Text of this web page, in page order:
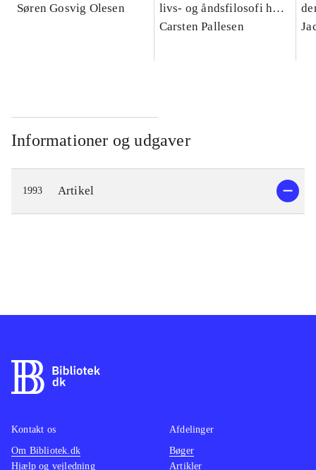
Søren Gosvig Olesen
livs- og åndsfilosofi hos
Michel Serres : et
Carsten Pallesen
Informationer og udgaver
1993 Artikel
Kontakt os
Om Bibliotek.dk
Hjælp og vejledning
Afdelinger
Bøger
Artikler